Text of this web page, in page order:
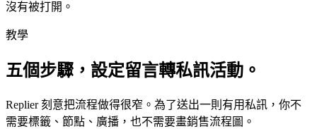
沒有被打開。
教學
五個步驟，設定留言轉私訊活動。
Replier 刻意把流程做得很窄。為了送出一則有用私訊，你不
需要標籤、節點、廣播，也不需要畫銷售流程圖。